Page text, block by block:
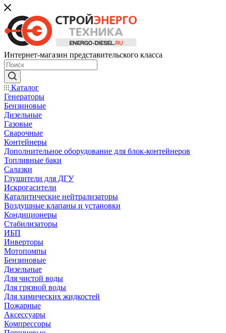
Интернет-магазин представительского класса
Каталог
Генераторы
Бензиновые
Дизельные
Газовые
Сварочные
Контейнеры
Дополнительное оборудование для блок-контейнеров
Топливные баки
Салазки
Глушители для ДГУ
Искрогасители
Каталитические нейтрализаторы
Воздушные клапаны и установки
Кондиционеры
Стабилизаторы
ИБП
Инверторы
Мотопомпы
Бензиновые
Дизельные
Для чистой воды
Для грязной воды
Для химических жидкостей
Пожарные
Аксессуары
Компрессоры